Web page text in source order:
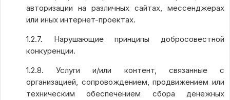
авторизации на различных сайтах, мессенджерах
или иных интернет-проектах.
1.2.7. Нарушающие принципы добросовестной
конкуренции.
1.2.8. Услуги и/или контент, связанные с
организацией, сопровождением, продвижением или
техническим обеспечением сбора денежных